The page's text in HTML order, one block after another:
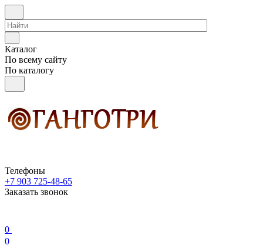
Каталог
По всему сайту
По каталогу
Телефоны
+7 903 725-48-65
Заказать звонок
0
0